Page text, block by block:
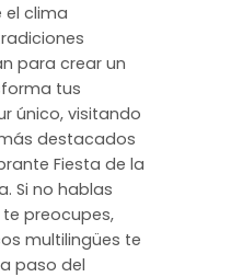
el clima
para crear un
tus
único, visitando
destacados
Fiesta de la
Si no hablas
preocupes,
multilingües te
paso del